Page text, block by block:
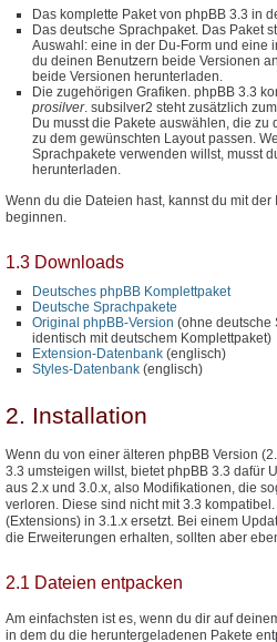
Das komplette Paket von phpBB 3.3 in
Das deutsche Sprachpaket. Das Paket
Auswahl: eine in der Du-Form und eine
du deinen Benutzern beide Versionen
beide Versionen herunterladen.
Die zugehörigen Grafiken. phpBB 3.3
prosilver. subsilver2 steht zusätzlich
Du musst die Pakete auswählen, die
zu dem gewünschten Layout passen.
Sprachpakete verwenden willst, musst
herunterladen.
Wenn du die Dateien hast, kannst du mit der
beginnen.
1.3 Downloads
Deutsches phpBB Komplettpaket
Deutsche Sprachpakete
Original phpBB-Version (ohne deutsche
identisch mit deutschem Komplettpaket)
Extension-Datenbank (englisch)
Styles-Datenbank (englisch)
2. Installation
Wenn du von einer älteren phpBB Version
3.3 umsteigen willst, bietet phpBB 3.3 dafür
aus 2.x und 3.0.x, also Modifikationen, die
verloren. Diese sind nicht mit 3.3
(Extensions) in 3.1.x ersetzt. Bei einem
die Erweiterungen erhalten, sollten aber
2.1 Dateien entpacken
Am einfachsten ist es, wenn du dir auf
in dem du die heruntergeladenen Pakete